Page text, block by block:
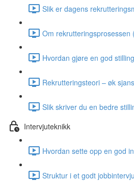
Slik er dagens
Om rekrutteringsprosessen
Hvordan gjøre en god
Rekrutteringsteori – øk
Slik skriver du en bedre
Intervjuteknikk
Hvordan sette opp en god
Struktur i et godt